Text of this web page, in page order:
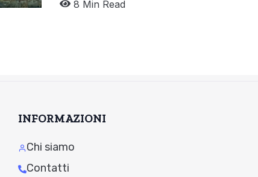
8 Min Read
INFORMAZIONI
Chi siamo
Contatti